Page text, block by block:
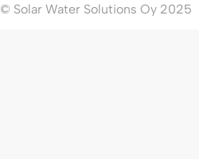
© Solar Water Solutions Oy 2025